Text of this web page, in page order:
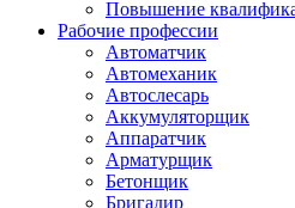
Повышение
Рабочие профессии
Автоматчик
Автомеханик
Автослесарь
Аккумуляторщик
Аппаратчик
Арматурщик
Бетонщик
Бригадир